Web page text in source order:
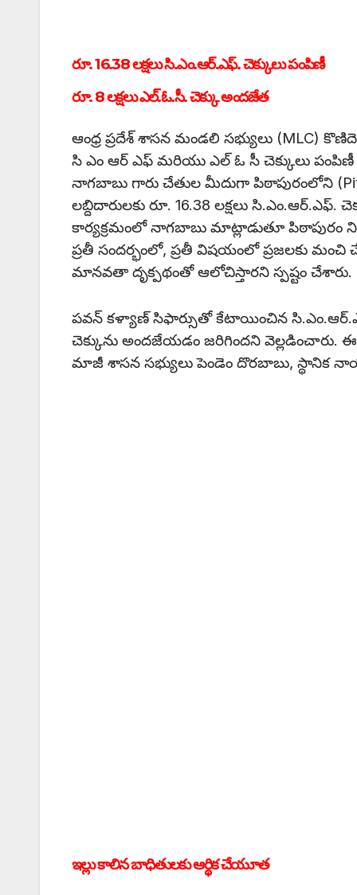
రూ. 16.38 లక్షలు సి.ఎం.ఆర్.ఎఫ్. చెక్కులు పంపిణీ
రూ. 8 లక్షలు ఎల్.ఓ.సీ. చెక్కు అందజేత
ఆంధ్ర ప్రదేశ్ శాసన మండలి సభ్యులు (MLC)
సి ఎం ఆర్ ఎఫ్ మరియు ఎల్ ఓ సీ చెక్కులు పంపిణీ
నాగబాబు గారు చేతుల మీదుగా పిఠాపురంలోని
లబ్దిదారులకు రూ. 16.38 లక్షలు
కార్యక్రమంలో నాగబాబు మాట్లాడుతూ పిఠాపురం
ప్రతీ సందర్భంలో, ప్రతీ విషయంలో ప్రజలకు
మానవతా దృక్పథంతో ఆలోచిస్తారని స్పష్టం చేశారు.
పవన్ కళ్యాణ్ సిఫార్సుతో కేటాయించిన సి.ఎం.ఆర్.ఎఫ్.
చెక్కును అందజేయడం జరిగిందని వెల్లడించారు.
మాజీ శాసన సభ్యులు పెండెం దొరబాబు, స్థానిక
ఇల్లు కాలిన బాధితులకు ఆర్థిక చేయూత